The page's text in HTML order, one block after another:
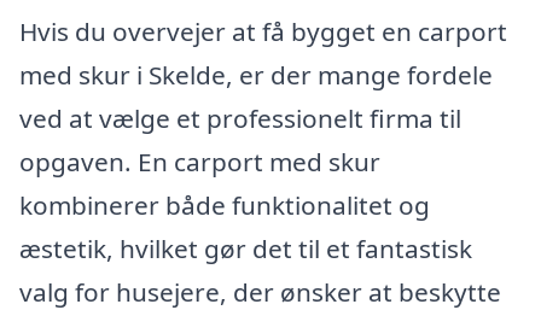
Hvis du overvejer at få bygget en carport
med skur i Skelde, er der mange fordele
ved at vælge et professionelt firma til
opgaven. En carport med skur
kombinerer både funktionalitet og
æstetik, hvilket gør det til et fantastisk
valg for husejere, der ønsker at beskytte